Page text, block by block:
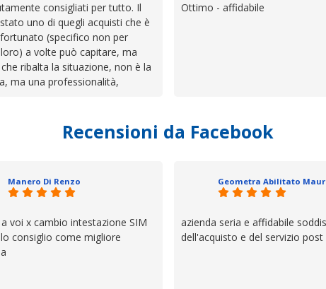
consigliati per tutto. Il
uno di quegli acquisti che è
(specifico non per
a volte può capitare, ma
ribalta la situazione, non è la
ma una professionalità,
Be', io qui è proprio quello che ho
un atteggiamento che va oltre
bisogno siete in ottime mani.
Ottimo - affidabile
Recensioni da Facebook
Manero Di Renzo
voi x cambio intestazione SIM
consiglio come migliore
azienda seria e affidabile
dell'acquisto e del servizio post